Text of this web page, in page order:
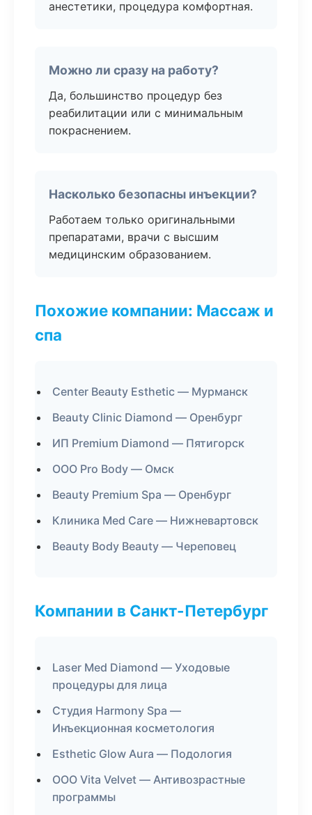
анестетики, процедура комфортная.
Можно ли сразу на работу?
Да, большинство процедур без
реабилитации или с минимальным
покраснением.
Насколько безопасны инъекции?
Работаем только оригинальными
препаратами, врачи с высшим
медицинским образованием.
Похожие компании: Массаж и
спа
Center Beauty Esthetic — Мурманск
Beauty Clinic Diamond — Оренбург
ИП Premium Diamond — Пятигорск
ООО Pro Body — Омск
Beauty Premium Spa — Оренбург
Клиника Med Care — Нижневартовск
Beauty Body Beauty — Череповец
Компании в Санкт-Петербург
Laser Med Diamond — Уходовые
процедуры для лица
Студия Harmony Spa —
Инъекционная косметология
Esthetic Glow Aura — Подология
ООО Vita Velvet — Антивозрастные
программы